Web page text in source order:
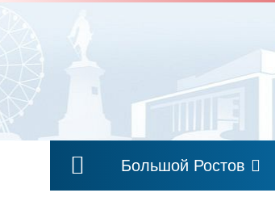
Большой Ростов